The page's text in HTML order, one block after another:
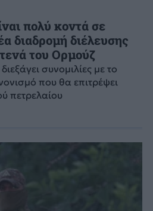
πολύ κοντά σε
διαδρομή διέλευσης
του Ορμούζ
συνομιλίες με το
που θα επιτρέψει
πετρελαίου